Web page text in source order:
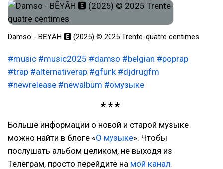
Damso - BĒYĀH 🅴 (2025) © 2025 Trente-quatre centimes
#music #music2025 #damso #belgian #poprap
#trap #alternativerap #gfunk #djdrugfm
#newrelease #newalbum #омузыке
Больше информации о новой и старой музыке
можно найти в блоге «О музыке». Чтобы
послушать альбом целиком, не выходя из
Телеграм, просто перейдите на мой канал.